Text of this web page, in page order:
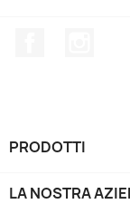
PRODOTTI
LA NOSTRA